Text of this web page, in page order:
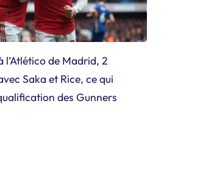
l’Atlético de Madrid, 2
Saka et Rice, ce qui
des Gunners